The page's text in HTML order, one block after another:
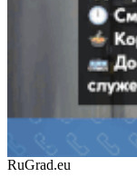
RuGrad.eu